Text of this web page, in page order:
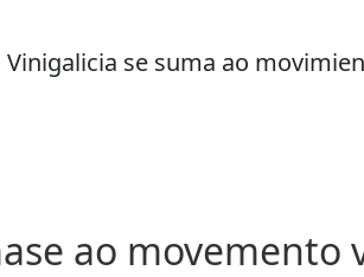
Vinigalicia se suma ao
ao movemento